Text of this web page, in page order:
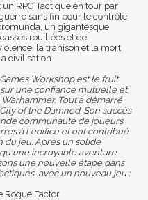
un RPG Tactique en tour par
sans fin pour le contrôle
un gigantesque
rouillées et de
la trahison et la mort
civilisation.
Workshop est le fruit
une confiance mutuelle et
Tout a démarré
of the Damned. Son succès
communauté de joueurs
à l'édifice et ont contribué
du jeu. Après un solide
incroyable aventure
une nouvelle étape dans
avec un nouveau jeu :
Rogue Factor